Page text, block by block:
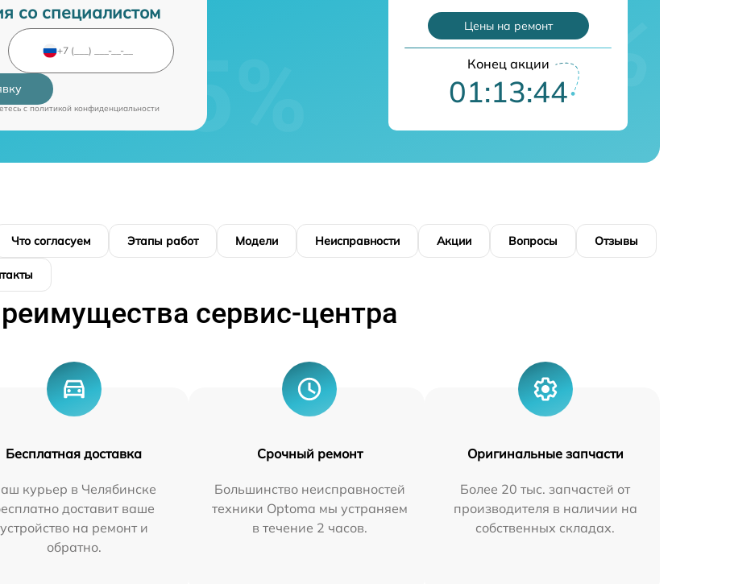
со специалистом
cполитикой конфиденциальности
Цены на ремонт
Конец акции
01:13:43
Что согласуем Этапы работ Модели Неисправности Акции Вопросы Отзывы
сервис-центра
Бесплатная доставка
курьер в Челябинске
доставит ваше
устройство на ремонт и
обратно.
Срочный ремонт
Большинство неисправностей
техники Optoma мы устраняем
в течение 2 часов.
Оригинальные запчасти
Более 20 тыс. запчастей от
производителя в наличии на
собственных складах.